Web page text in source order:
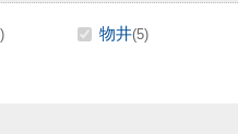
物井(5)